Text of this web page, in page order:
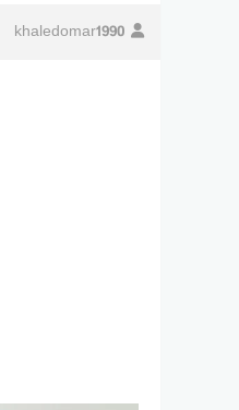
khaledomar1990